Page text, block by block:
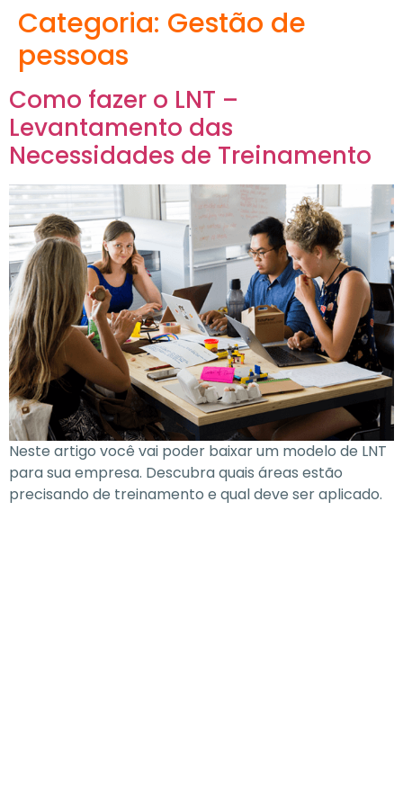
Categoria: Gestão de
pessoas
Como fazer o LNT –
Levantamento das
Necessidades de Treinamento
Neste artigo você vai poder baixar um modelo de LNT
para sua empresa. Descubra quais áreas estão
precisando de treinamento e qual deve ser aplicado.